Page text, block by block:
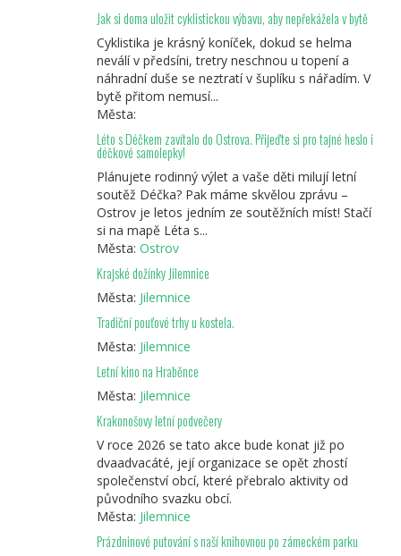
Jak si doma uložit cyklistickou výbavu, aby nepřekážela v bytě
Cyklistika je krásný koníček, dokud se helma
neválí v předsíni, tretry neschnou u topení a
náhradní duše se neztratí v šuplíku s nářadím. V
bytě přitom nemusí...
Města:
Léto s Déčkem zavítalo do Ostrova. Přijeďte si pro tajné heslo i
déčkové samolepky!
Plánujete rodinný výlet a vaše děti milují letní
soutěž Déčka? Pak máme skvělou zprávu –
Ostrov je letos jedním ze soutěžních míst! Stačí
si na mapě Léta s...
Města: Ostrov
Krajské dožínky Jilemnice
Města: Jilemnice
Tradiční pouťové trhy u kostela.
Města: Jilemnice
Letní kino na Hraběnce
Města: Jilemnice
Krakonošovy letní podvečery
V roce 2026 se tato akce bude konat již po
dvaadvacáté, její organizace se opět zhostí
společenství obcí, které přebralo aktivity od
původního svazku obcí.
Města: Jilemnice
Prázdninové putování s naší knihovnou po zámeckém parku